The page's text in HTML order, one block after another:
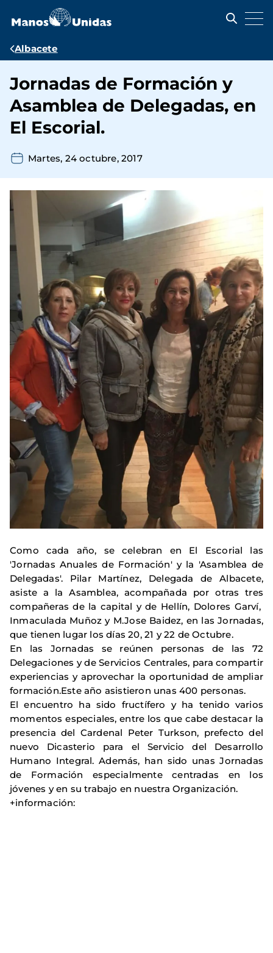
contenido
Ruta
navegación
Albacete
Jornadas de Formación y
Asamblea de Delegadas, en
El Escorial.
Martes, 24 octubre, 2017
Como cada año, se celebran en El Escorial las
'Jornadas Anuales de Formación' y la 'Asamblea de
Delegadas'. Pilar Martínez, Delegada de Albacete,
asiste a la Asamblea, acompañada por otras tres
compañeras de la capital y de Hellín, Dolores Garví,
Inmaculada Muñoz y M.Jose Baidez, en las Jornadas,
que tienen lugar los días 20, 21 y 22 de Octubre.
En las Jornadas se reúnen personas de las 72
Delegaciones y de Servicios Centrales, para compartir
experiencias y aprovechar la oportunidad de ampliar
formación.Este año asistieron unas 400 personas.
El encuentro ha sido fructífero y ha tenido varios
momentos especiales, entre los que cabe destacar la
presencia del Cardenal Peter Turkson, prefecto del
nuevo Dicasterio para el Servicio del Desarrollo
Humano Integral.Además, han sido unas Jornadas
de Formación especialmente centradas en los
jóvenes y en su trabajo en nuestra Organización.
+información: